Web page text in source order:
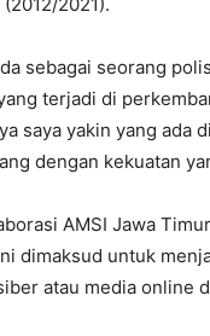
sebagai seorang
terjadi di
saya yakin yang ada
dengan kekuatan
AMSI Jawa
dimaksud untuk
atau media online